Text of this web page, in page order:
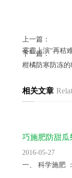
上一篇：
雾霾上演“再秸
下一篇：
柑橘防寒防冻的
相关文章
巧施肥防甜瓜
2016-05-27
一、 科学施肥